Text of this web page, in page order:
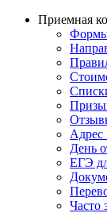
Приемная
Формы
Адрес
День
ЕГЭ
Часто